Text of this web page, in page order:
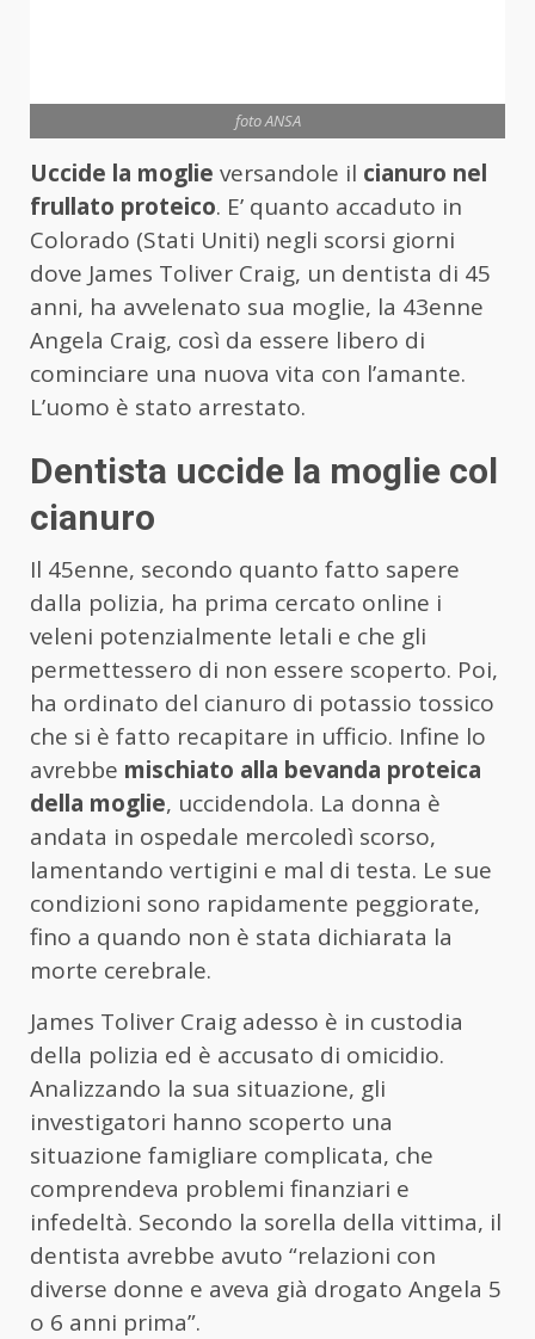
foto ANSA
Uccide la moglie versandole il cianuro nel
frullato proteico. E’ quanto accaduto in
Colorado (Stati Uniti) negli scorsi giorni
dove James Toliver Craig, un dentista di 45
anni, ha avvelenato sua moglie, la 43enne
Angela Craig, così da essere libero di
cominciare una nuova vita con l’amante.
L’uomo è stato arrestato.
Dentista uccide la moglie col
cianuro
Il 45enne, secondo quanto fatto sapere
dalla polizia, ha prima cercato online i
veleni potenzialmente letali e che gli
permettessero di non essere scoperto. Poi,
ha ordinato del cianuro di potassio tossico
che si è fatto recapitare in ufficio. Infine lo
avrebbe mischiato alla bevanda proteica
della moglie, uccidendola. La donna è
andata in ospedale mercoledì scorso,
lamentando vertigini e mal di testa. Le sue
condizioni sono rapidamente peggiorate,
fino a quando non è stata dichiarata la
morte cerebrale.
James Toliver Craig adesso è in custodia
della polizia ed è accusato di omicidio.
Analizzando la sua situazione, gli
investigatori hanno scoperto una
situazione famigliare complicata, che
comprendeva problemi finanziari e
infedeltà. Secondo la sorella della vittima, il
dentista avrebbe avuto “relazioni con
diverse donne e aveva già drogato Angela 5
o 6 anni prima”.